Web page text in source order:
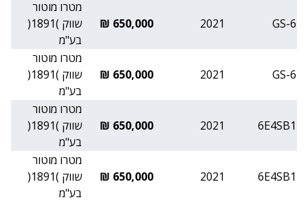
GS-6
2021
650,000 ₪
מטרו מוטור
שווק )1891(
בע"מ
GS-6
2021
650,000 ₪
מטרו מוטור
שווק )1891(
בע"מ
6E4SB1
2021
650,000 ₪
מטרו מוטור
שווק )1891(
בע"מ
6E4SB1
2021
650,000 ₪
מטרו מוטור
שווק )1891(
בע"מ